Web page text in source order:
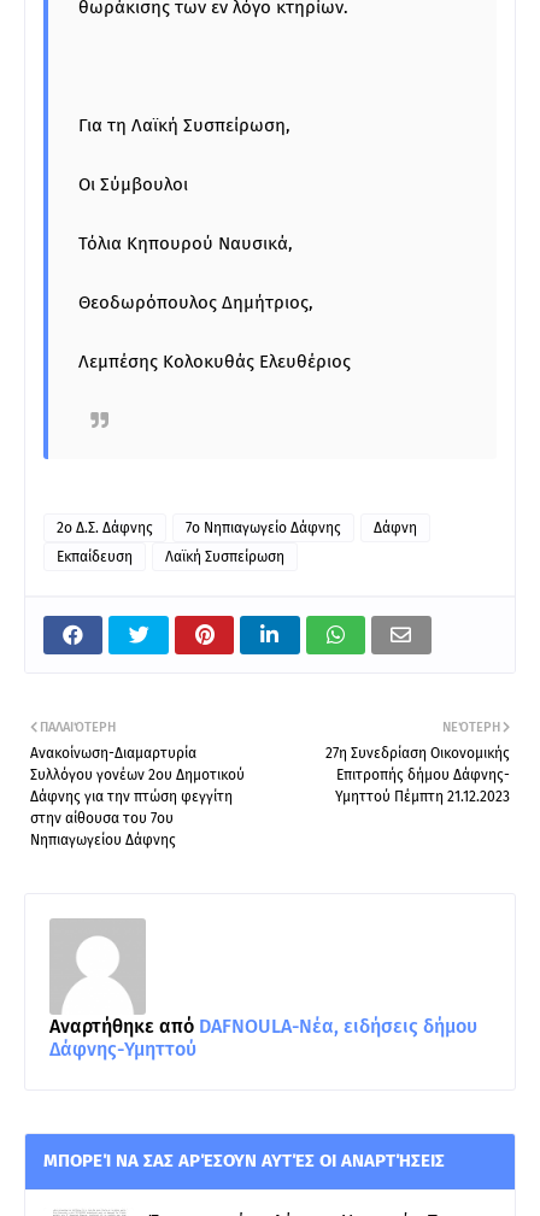
θωράκισης των εν λόγο κτηρίων.
Για τη Λαϊκή Συσπείρωση,
Οι Σύμβουλοι
Τόλια Κηπουρού Ναυσικά,
Θεοδωρόπουλος Δημήτριος,
Λεμπέσης Κολοκυθάς Ελευθέριος
2ο Δ.Σ. Δάφνης 7ο Νηπιαγωγείο Δάφνης
Δάφνη
Εκπαίδευση
Λαϊκή Συσπείρωση
ΝΕΌΤΕΡΗ
27η Συνεδρίαση Οικονομικής
Επιτροπής δήμου Δάφνης-
Υμηττού Πέμπτη 21.12.2023
ΠΑΛΑΙΌΤΕΡΗ
Ανακοίνωση-Διαμαρτυρία
Συλλόγου γονέων 2ου Δημοτικού
Δάφνης για την πτώση φεγγίτη
στην αίθουσα του 7ου
Νηπιαγωγείου Δάφνης
Αναρτήθηκε από DAFNOULA-Νέα, ειδήσεις δήμου
Δάφνης-Υμηττού
ΜΠΟΡΕΊ ΝΑ ΣΑΣ ΑΡΈΣΟΥΝ ΑΥΤΈΣ ΟΙ ΑΝΑΡΤΉΣΕΙΣ